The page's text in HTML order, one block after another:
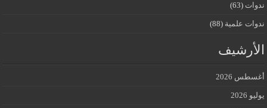
ندوات (63)
ندوات علمية (88)
الأرشيف
أغسطس 2026
يوليو 2026